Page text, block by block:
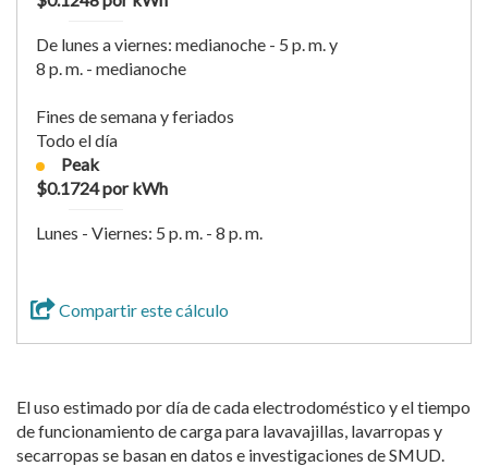
De lunes a viernes: medianoche - 5 p. m. y
8 p. m. - medianoche
Fines de semana y feriados
Todo el día
Peak
$0.1724 por kWh
Lunes - Viernes: 5 p. m. - 8 p. m.
Compartir este cálculo
El uso estimado por día de cada electrodoméstico y el tiempo
de funcionamiento de carga para lavavajillas, lavarropas y
secarropas se basan en datos e investigaciones de SMUD.